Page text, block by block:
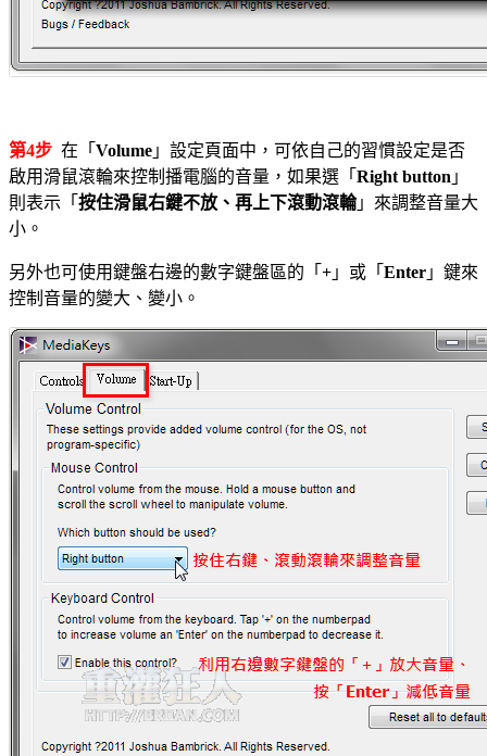
第4步 在「 Volume 」設定頁面中，可依自己的習慣設定是否
啟用滑鼠滾輪來控制播電腦的音量，如果選「 Right button 」
則表示「 按住滑鼠右鍵不放、再上下滾動滾輪」來調整音量大
小。
另外也可使用鍵盤右邊的數字鍵盤區的「 + 」或「 Enter 」鍵來
控制音量的變大、變小。